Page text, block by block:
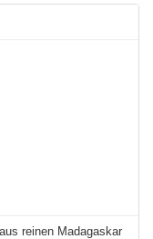
reinen Madagaskar